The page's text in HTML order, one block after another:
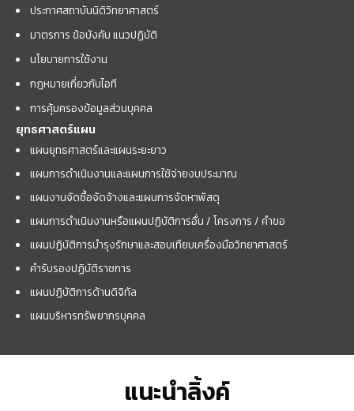
ประกาศสถาบันนิติวิทยาศาสตร์
มาตรการ ข้อบังคับ แนวปฏิบัติ
นโยบายการใช้งาน
กฎหมายเกี่ยวกับไอที
การคุ้มครองข้อมูลส่วนบุคคล
ยุทธศาสตร์แผน
แผนยุทธศาสตร์และแผนระยะยาว
แผนการดำเนินงานและแผนการใช้จ่ายงบประมาณ
แผนงานจัดซื้อจัดจ้างและแผนการจัดหาพัสดุ
แผนการดำเนินงานหรือแผนปฏิบัติการอื่น / โครงการ / คำขอ
แผนปฏิบัติการบำรุงรักษาและสอบเทียบเครื่องมือวิทยาศาสตร์
คำรับรองปฏิบัติราชการ
แผนปฏิบัติการด้านดิจิทัล
แผนบริหารทรัพยากรบุคคล
แนะนำลิ้งค์